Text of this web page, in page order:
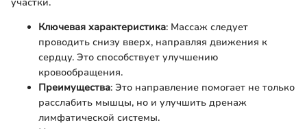
Ключевая характеристика: Массаж следует
проводить снизу вверх, направляя движения к
сердцу. Это способствует улучшению
кровообращения.
Преимущества: Это направление помогает не только
расслабить мышцы, но и улучшить дренаж
лимфатической системы.